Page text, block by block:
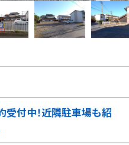
受付中！近隣駐車場も紹
ページを開きます